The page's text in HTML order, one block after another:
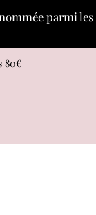
parmi les
80€